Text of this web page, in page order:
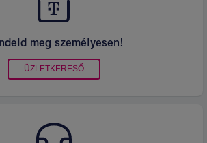
meg személyesen!
ÜZLETKERESŐ